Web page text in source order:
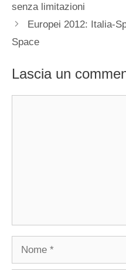
senza limitazioni
Europei 2012: Italia-
Space
Lascia un
Nome